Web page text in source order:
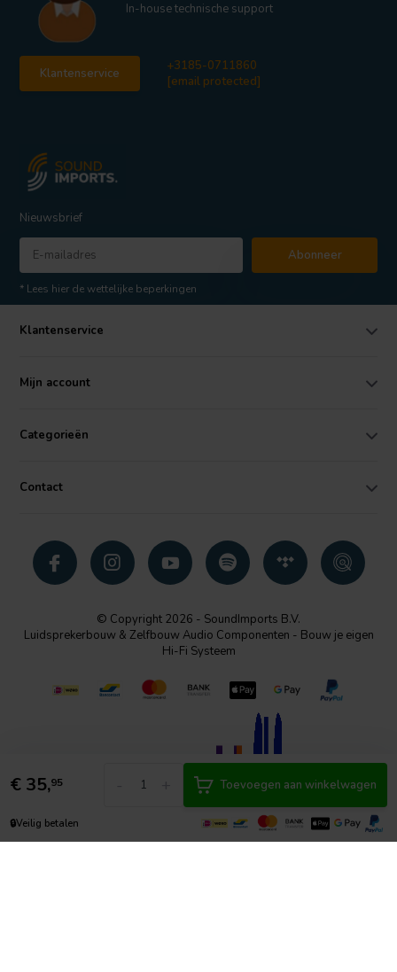
€ 35,95 Toevoegen aan winkelwagen
🔒Veilig betalen
In-house technische support
Klantenservice
+3185-0711860
[email protected]
Nieuwsbrief
Abonneer
* Lees hier de wettelijke beperkingen
Klantenservice
Mijn account
Categorieën
Contact
© Copyright 2026 - SoundImports B.V.
Luidsprekerbouw & Zelfbouw Audio Componenten - Bouw je eigen
Hi-Fi Systeem